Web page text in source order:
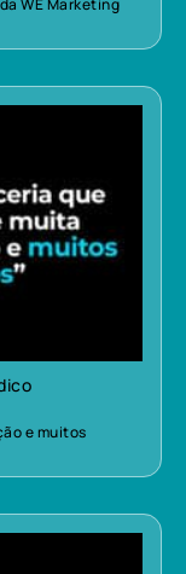
WE Marketing
e muitos